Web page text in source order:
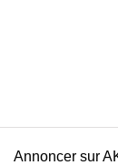
Annoncer sur